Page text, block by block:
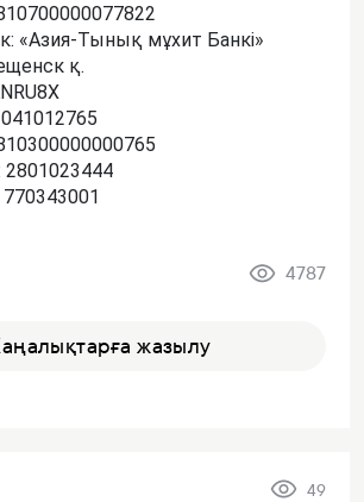
«Азия-Тынық мұхит Банкі»
қ.
4787
жазылу
49